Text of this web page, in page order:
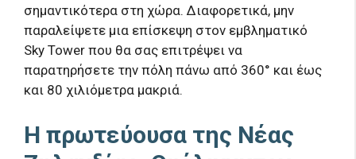
σημαντικότερα στη χώρα. Διαφορετικά, μην
παραλείψετε μια επίσκεψη στον εμβληματικό
Sky Tower που θα σας επιτρέψει να
παρατηρήσετε την πόλη πάνω από 360° και έως
και 80 χιλιόμετρα μακριά.
Η πρωτεύουσα της Νέας